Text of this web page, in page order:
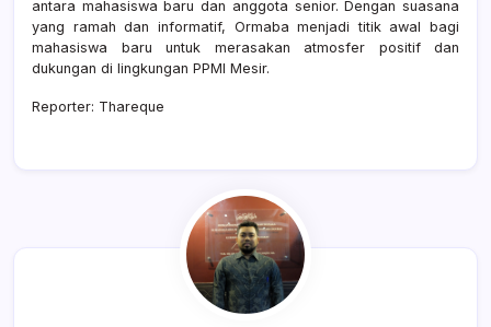
antara mahasiswa baru dan anggota senior. Dengan suasana
yang ramah dan informatif, Ormaba menjadi titik awal bagi
mahasiswa baru untuk merasakan atmosfer positif dan
dukungan di lingkungan PPMI Mesir.
Reporter: Thareque